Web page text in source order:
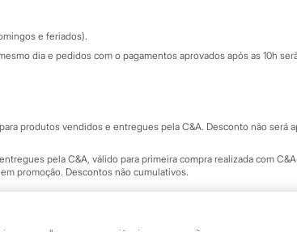
e feriados).
dia e pedidos com o pagamentos aprovados após as 10h
produtos vendidos e entregues pela C&A. Desconto não
pela C&A, válido para primeira compra realizada com
promoção. Descontos não cumulativos.